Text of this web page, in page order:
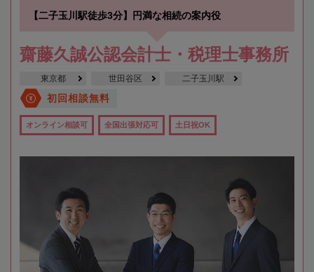
【二子玉川駅徒歩3分】円満な相続の案内役
齋藤久誠公認会計士・税理士事務所
東京都 世田谷区 二子玉川駅
初回相談無料
オンライン相談可 全国出張対応可 土日祝OK